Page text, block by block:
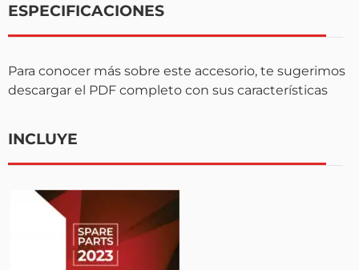
ESPECIFICACIONES
Para conocer más sobre este accesorio, te sugerimos
descargar el PDF completo con sus características
INCLUYE